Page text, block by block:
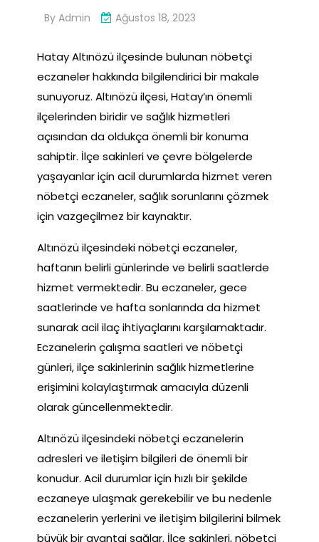
By Admin Ağustos 18, 2023
Hatay Altınözü ilçesinde bulunan nöbetçi
eczaneler hakkında bilgilendirici bir makale
sunuyoruz. Altınözü ilçesi, Hatay’ın önemli
ilçelerinden biridir ve sağlık hizmetleri
açısından da oldukça önemli bir konuma
sahiptir. İlçe sakinleri ve çevre bölgelerde
yaşayanlar için acil durumlarda hizmet veren
nöbetçi eczaneler, sağlık sorunlarını çözmek
için vazgeçilmez bir kaynaktır.
Altınözü ilçesindeki nöbetçi eczaneler,
haftanın belirli günlerinde ve belirli saatlerde
hizmet vermektedir. Bu eczaneler, gece
saatlerinde ve hafta sonlarında da hizmet
sunarak acil ilaç ihtiyaçlarını karşılamaktadır.
Eczanelerin çalışma saatleri ve nöbetçi
günleri, ilçe sakinlerinin sağlık hizmetlerine
erişimini kolaylaştırmak amacıyla düzenli
olarak güncellenmektedir.
Altınözü ilçesindeki nöbetçi eczanelerin
adresleri ve iletişim bilgileri de önemli bir
konudur. Acil durumlar için hızlı bir şekilde
eczaneye ulaşmak gerekebilir ve bu nedenle
eczanelerin yerlerini ve iletişim bilgilerini bilmek
büyük bir avantaj sağlar. İlçe sakinleri, nöbetçi